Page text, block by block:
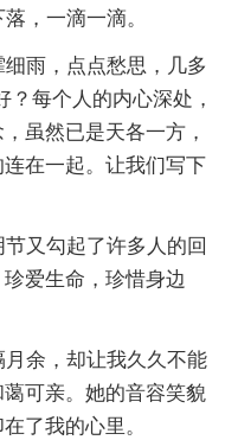
，一滴一滴。
雨，点点愁思，几多
每个人的内心深处，
虽然已是天各一方，
在一起。让我们写下
又勾起了许多人的回
爱生命，珍惜身边
余，却让我久久不能
可亲。她的音容笑貌
了我的心里。